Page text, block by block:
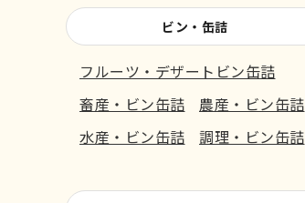
ビン・缶詰
フルーツ・デザートビン缶詰
畜産・ビン缶詰
農産・ビン缶詰
水産・ビン缶詰
調理・ビン缶詰